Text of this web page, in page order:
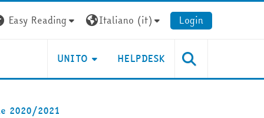
Easy Reading
Italiano ‎(it)‎ Login
UNITO HELPDESK
2020/2021